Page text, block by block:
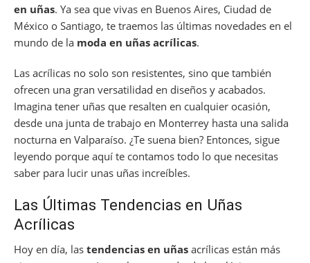
en uñas. Ya sea que vivas en Buenos Aires, Ciudad de
México o Santiago, te traemos las últimas novedades en el
mundo de la moda en uñas acrílicas.
Las acrílicas no solo son resistentes, sino que también
ofrecen una gran versatilidad en diseños y acabados.
Imagina tener uñas que resalten en cualquier ocasión,
desde una junta de trabajo en Monterrey hasta una salida
nocturna en Valparaíso. ¿Te suena bien? Entonces, sigue
leyendo porque aquí te contamos todo lo que necesitas
saber para lucir unas uñas increíbles.
Las Últimas Tendencias en Uñas
Acrílicas
Hoy en día, las tendencias en uñas acrílicas están más